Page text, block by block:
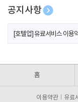
공지사항
[호텔업] 개인정보 처리방침
[호텔업] 유료서비스 이용
홈
이용약관 유료